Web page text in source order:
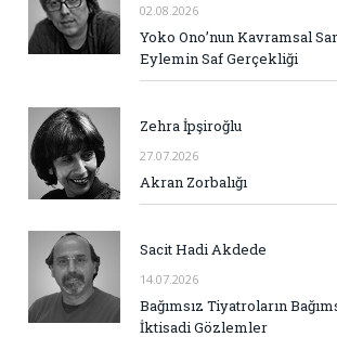
02.08.2026
Yoko Ono’nun Kavramsal
Eylemin Saf Gerçekliği
Zehra İpşiroğlu
27.07.2026
Akran Zorbalığı
Sacit Hadi Akdede
14.07.2026
Bağımsız Tiyatroların
İktisadi Gözlemler